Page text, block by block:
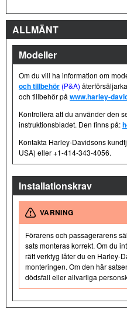
ALLMÄNT
Modeller
Om du vill ha information om
och tillbehör (P&A)
och tillbehör på www.harley-
Kontrollera att du använder den
instruktionsbladet. Den finns på:
Kontakta Harley-Davidsons
USA) eller +1-414-343-4056.
Installationskrav
VARNING
Förarens och passagerarens
sats monteras korrekt. Om du
rätt verktyg låter du en Harley-
monteringen. Om den här
dödsfall eller allvarliga